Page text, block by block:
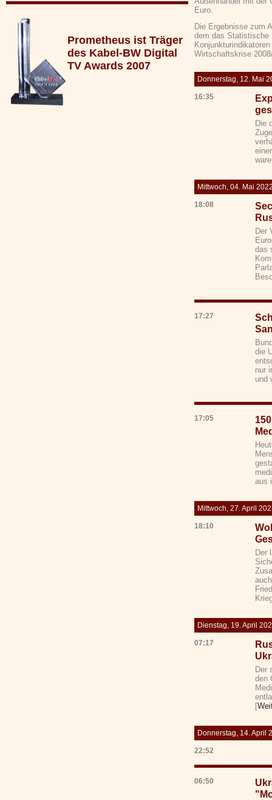
Prometheus ist Träger
des Kabel-BW Digital
TV Awards 2007
Euro.
Die Ergebnisse zum
dem das Statistische
Wirtschaftskrise
Donnerstag, 12. Mai
16:35
Die
Mittwoch, 04. Mai
18:08
Der
das
17:27
die
nur
und
17:05
aus
Mittwoch, 27. April
18:10
Der
Dienstag, 19. April
07:17
Der
den
[
Donnerstag, 14. April
22:52
06:50